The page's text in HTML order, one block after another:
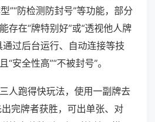
”“防检测防封号”等功能，部分
存在“牌特别好”或“透视他人牌
通过后台运行、自动连接等技
安全性高”“不被封号”。
人跑得快玩法，使用一副牌去
完牌者获胜，可出单张、对